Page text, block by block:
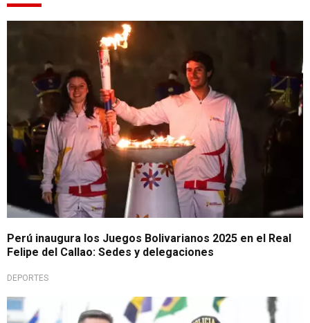
Perú inaugura los Juegos Bolivarianos 2025 en el Real
Felipe del Callao: Sedes y delegaciones
DEPORTES
Juegos iniciaron hoy